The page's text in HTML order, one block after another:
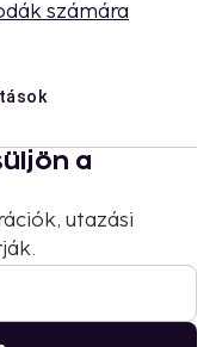
számára
a
utazási